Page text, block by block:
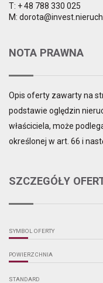
T: + 48 788 330 025
M:
NOTA PRAWNA
Opis oferty zawarty na
podstawie oględzin
właściciela, może
określonej w art. 66 i
SZCZEGÓŁY
SYMBOL OFERTY
POWIERZCHNIA
STANDARD